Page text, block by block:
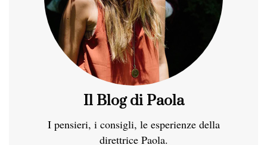
Il Blog di Paola
I pensieri, i consigli, le esperienze della
direttrice Paola.